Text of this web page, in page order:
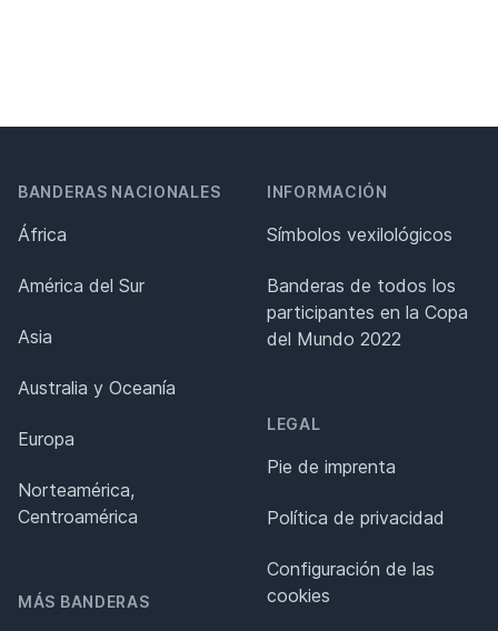
BANDERAS NACIONALES
África
América del Sur
Asia
Australia y Oceanía
Europa
Norteamérica,
Centroamérica
MÁS BANDERAS
INFORMACIÓN
Símbolos vexilológicos
Banderas de todos los
participantes en la Copa
del Mundo 2022
LEGAL
Pie de imprenta
Política de privacidad
Configuración de las
cookies